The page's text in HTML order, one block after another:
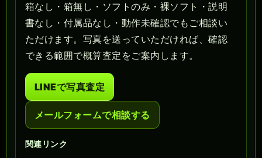
箱なし・箱無し・ソフトのみ・裸ソフト・説明
書なし・付属品なし・動作未確認でもご相談い
ただけます。写真を送っていただければ、確認
できる範囲で概算査定をご案内します。
LINEで写真査定
メールフォームで相談する
関連リンク